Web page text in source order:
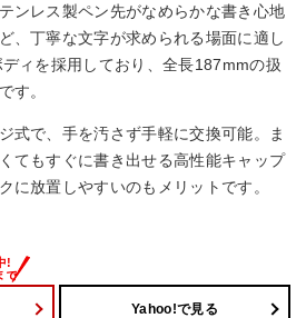
ンレス製ペン先がなめらかな書き心地
、丁寧な文字が求められる場面に適し
ィを採用しており、全長187mmの扱
す。
式で、手を汚さず手軽に交換可能。ま
てもすぐに書き出せる高性能キャップ
に放置しやすいのもメリットです。
Yahoo!で見る